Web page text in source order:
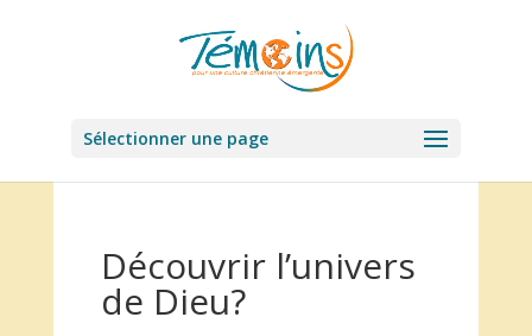
Sélectionner une page
Découvrir l’univers
de Dieu?